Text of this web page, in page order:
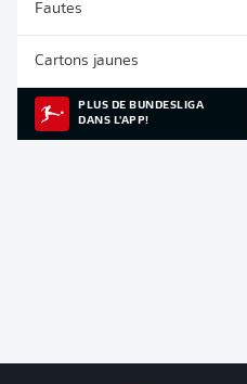
Fautes
Cartons jaunes
PLUS DE BUNDESLIGA
DANS L'APP!